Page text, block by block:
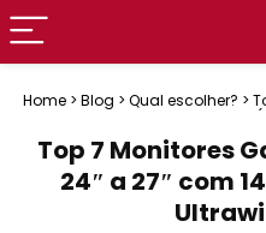
Home > Blog > Qual escolher? >
2025: 24″ a 27″ com 144–300 Hz
Top 7 Monitores
24″ a 27″ com